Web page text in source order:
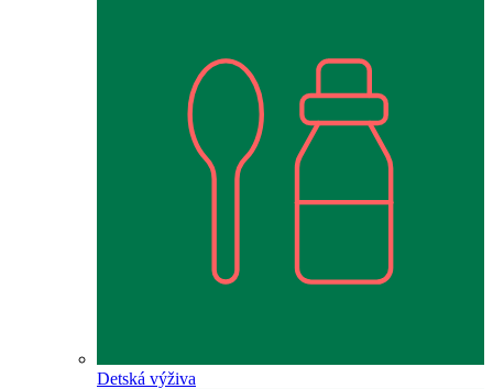
Detská výživa